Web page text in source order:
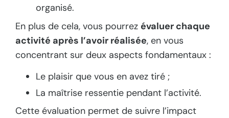
organisé.
En plus de cela, vous pourrez évaluer chaque
activité après l’avoir réalisée, en vous
concentrant sur deux aspects fondamentaux :
Le plaisir que vous en avez tiré ;
La maîtrise ressentie pendant l’activité.
Cette évaluation permet de suivre l’impact